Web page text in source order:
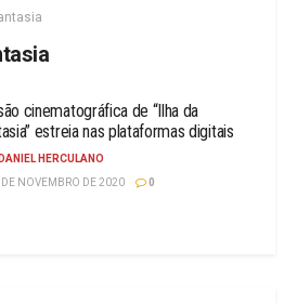
cinematográfica de “Ilha da
estreia nas plataformas digitais
DANIEL HERCULANO
NOVEMBRO DE 2020
0